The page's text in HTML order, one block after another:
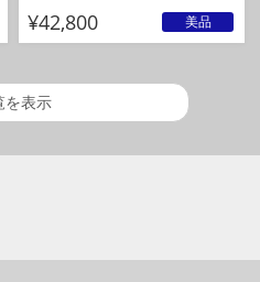
¥42,800 美品
を表示